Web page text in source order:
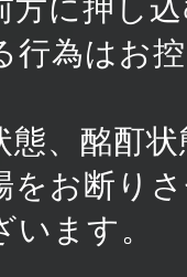
方に押し
行為はお
態、酩酊
をお断り
ます。